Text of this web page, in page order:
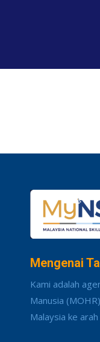
Mengenai
Kami adalah
Manusia
Malaysia ke